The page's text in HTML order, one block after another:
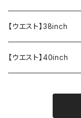
【ウエスト】38inch
【ウエスト】40inch